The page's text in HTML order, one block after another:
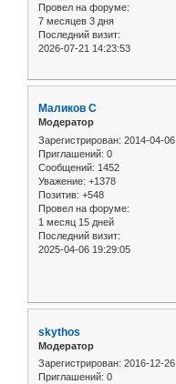
Провел на форуме:
7 месяцев 3 дня
Последний визит:
2026-07-21 14:23:53
Маликов С
Модератор
Зарегистрирован: 2014-04-06
Приглашений: 0
Сообщений: 1452
Уважение: +1378
Позитив: +548
Провел на форуме:
1 месяц 15 дней
Последний визит:
2025-04-06 19:29:05
skythos
Модератор
Зарегистрирован: 2016-12-26
Приглашений: 0